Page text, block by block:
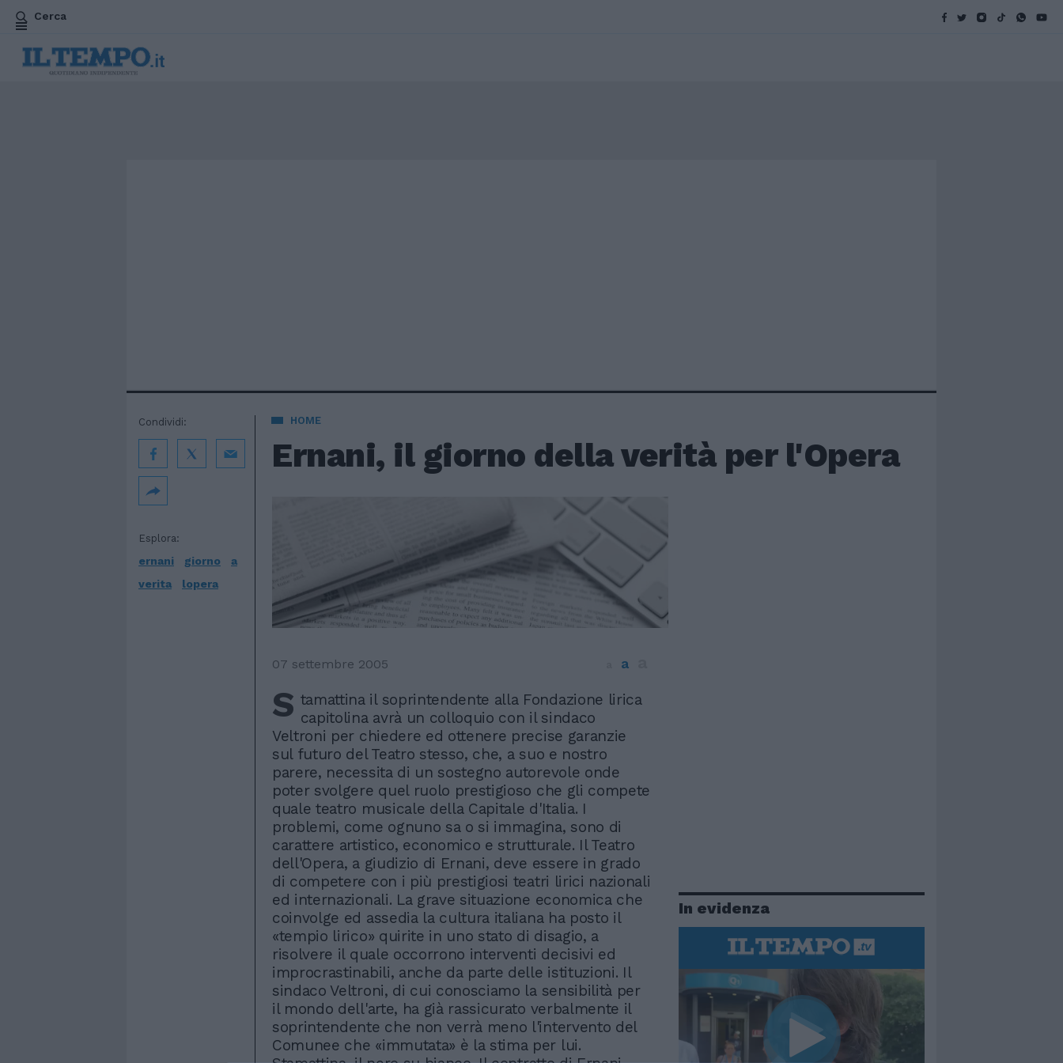
Cerca
HOME
Ernani, il giorno della verità per l'Opera
Esplora:
ernani giorno
a
verita
lopera
Condividi:
07 settembre 2005 a
S tamattina il soprintendente alla Fondazione lirica
capitolina avrà un colloquio con il sindaco
Veltroni per chiedere ed ottenere precise garanzie
sul futuro del Teatro stesso, che, a suo e nostro
parere, necessita di un sostegno autorevole onde
poter svolgere quel ruolo prestigioso che gli compete
quale teatro musicale della Capitale d'Italia. I
problemi, come ognuno sa o si immagina, sono di
carattere artistico, economico e strutturale. Il Teatro
dell'Opera, a giudizio di Ernani, deve essere in grado
di competere con i più prestigiosi teatri lirici nazionali
ed internazionali. La grave situazione economica che
coinvolge ed assedia la cultura italiana ha posto il
«tempio lirico» quirite in uno stato di disagio, a
risolvere il quale occorrono interventi decisivi ed
improcrastinabili, anche da parte delle istituzioni. Il
sindaco Veltroni, di cui conosciamo la sensibilità per
il mondo dell'arte, ha già rassicurato verbalmente il
soprintendente che non verrà meno l'intervento del
Comunee che «immutata» è la stima per lui.
In evidenza